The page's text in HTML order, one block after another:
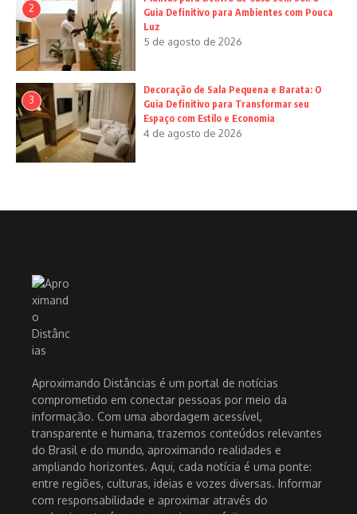
2
Guia Definitivo para Ambientes com Pouca
Luz
5 de agosto de 2026
3
Decoração de Sala Pequena e Barata: O
Guia Definitivo para Transformar seu
Espaço com Estilo e Economia
4 de agosto de 2026
Aproximando Distâncias é um portal de notícias
comprometido em conectar pessoas por meio da
informação. Com uma abordagem acessível,
transparente e humana, trazemos conteúdos relevantes
do Brasil e do mundo, aproximando realidades e
ampliando horizontes. Aqui, cada notícia é uma ponte:
entre regiões, culturas, ideias e vozes diversas. Informar
com responsabilidade e aproximar através do